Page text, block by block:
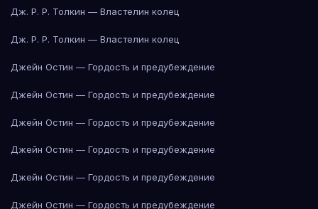
Дж. Р. Р. Толкин — Властелин колец
Дж. Р. Р. Толкин — Властелин колец
Джейн Остин — Гордость и предубеждение
Джейн Остин — Гордость и предубеждение
Джейн Остин — Гордость и предубеждение
Джейн Остин — Гордость и предубеждение
Джейн Остин — Гордость и предубеждение
Джейн Остин — Гордость и предубеждение